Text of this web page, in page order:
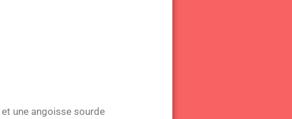
une angoisse sourde